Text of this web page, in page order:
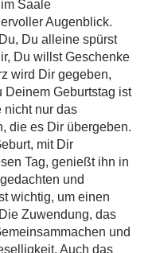
Saale
Augenblick.
Du alleine spürst
Du willst Geschenke
wird Dir gegeben,
Deinem Geburtstag ist
nicht nur das
die es Dir übergeben.
mit Dir
Tag, genießt ihn in
und
wichtig, um einen
Zuwendung, das
und
Auch das